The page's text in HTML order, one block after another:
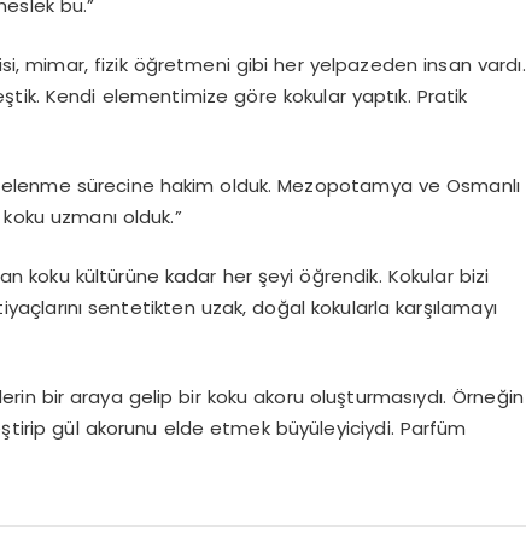
bu.”
mimar, fizik öğretmeni gibi her yelpazeden insan vardı.
Kendi elementimize göre kokular yaptık. Pratik
sürecine hakim olduk. Mezopotamya ve Osmanlı
uzmanı olduk.”
koku kültürüne kadar her şeyi öğrendik. Kokular bizi
sentetikten uzak, doğal kokularla karşılamayı
bir araya gelip bir koku akoru oluşturmasıydı. Örneğin
gül akorunu elde etmek büyüleyiciydi. Parfüm